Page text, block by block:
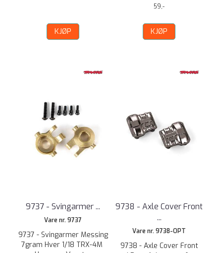
KJØP
59,-
KJØP
9737 - Svingarmer ...
Vare nr. 9737
9737 - Svingarmer Messing
7gram Hver 1/18 TRX-4M
9738 - Axle Cover Front
...
Vare nr. 9738-OPT
9738 - Axle Cover Front